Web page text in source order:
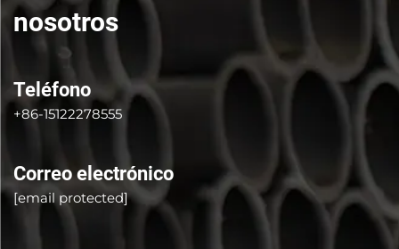
nosotros
Teléfono
+86-15122278555
Correo electrónico
[email protected]